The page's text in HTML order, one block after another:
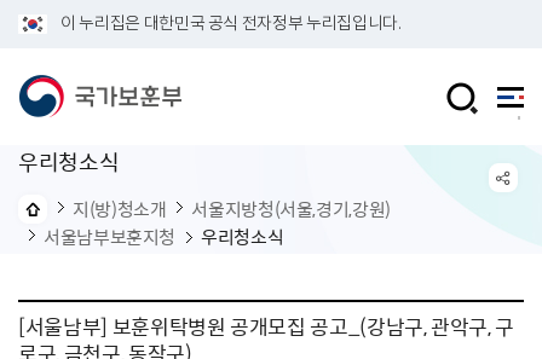
이 누리집은 대한민국 공식 전자정부 누리집입니다.
우리청소식
지(방)청소개
서울지방청(서울,경기,강원)
서울남부보훈지청
우리청소식
[서울남부] 보훈위탁병원 공개모집 공고_(강남구, 관악구, 구
로구, 금천구, 동작구)